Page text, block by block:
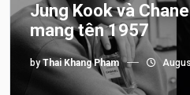
Jung Kook và
mang tên 1957
byThai Khang Pham